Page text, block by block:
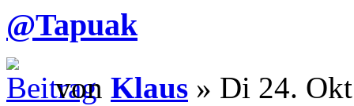
@Tapuak
von Klaus » Di 24.